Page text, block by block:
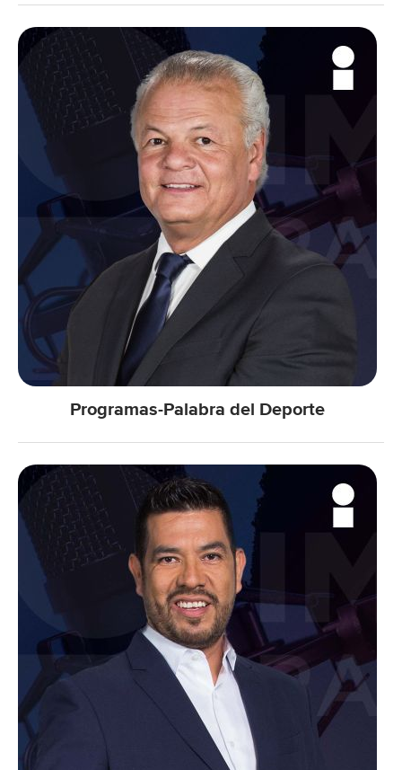
Programas-Palabra del Deporte